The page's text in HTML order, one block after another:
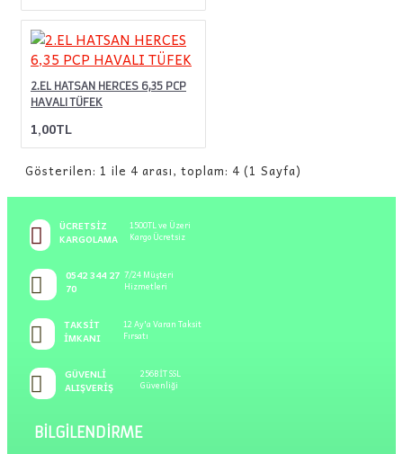
2.EL HATSAN HERCES 6,35 PCP
HAVALI TÜFEK
1,00TL
Gösterilen: 1 ile 4 arası, toplam: 4 (1 Sayfa)
ÜCRETSIZ
KARGOLAMA
1500TL ve Üzeri
Kargo Ücretsiz
0542 344 27
70
7/24 Müşteri
Hizmetleri
TAKSIT
İMKANI
12 Ay'a Varan Taksit
Fırsatı
GÜVENLI
ALIŞVERIŞ
256BİT SSL
Güvenliği
BILGILENDIRME